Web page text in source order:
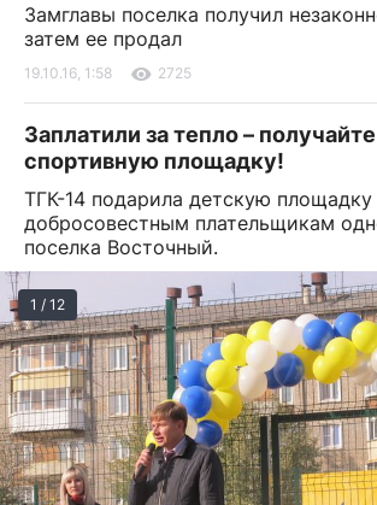
Замглавы поселка получил
затем ее продал
19.10.16, 1:58 2725
Заплатили за тепло –
спортивную площадку!
ТГК-14 подарила детскую площадку
добросовестным плательщикам
поселка Восточный.
1 / 12